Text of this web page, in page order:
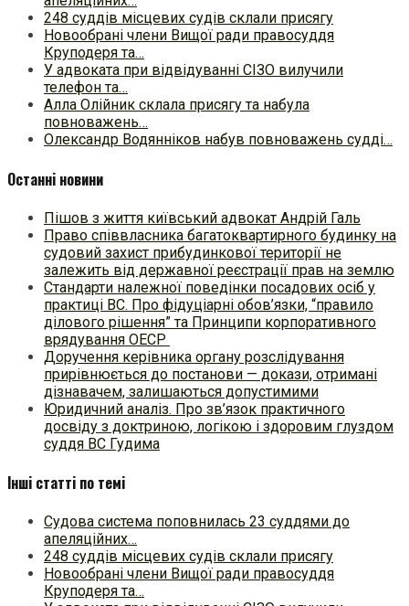
248 суддів місцевих судів склали присягу
Новообрані члени Вищої ради правосуддя
Круподеря та…
У адвоката при відвідуванні СІЗО вилучили
телефон та…
Алла Олійник склала присягу та набула
повноважень…
Олександр Водянніков набув повноважень судді…
Останні новини
Пішов з життя київський адвокат Андрій Галь
Право співвласника багатоквартирного будинку на
судовий захист прибудинкової території не
залежить від державної реєстрації прав на землю
Стандарти належної поведінки посадових осіб у
практиці ВC. Про фідуціарні обов’язки, “правило
ділового рішення” та Принципи корпоративного
врядування ОЕСР
Доручення керівника органу розслідування
прирівнюється до постанови — докази, отримані
дізнавачем, залишаються допустимими
Юридичний аналіз. Про зв’язок практичного
досвіду з доктриною, логікою і здоровим глуздом
суддя ВС Гудима
Інші статті по темі
Судова система поповнилась 23 суддями до
апеляційних…
248 суддів місцевих судів склали присягу
Новообрані члени Вищої ради правосуддя
Круподеря та…